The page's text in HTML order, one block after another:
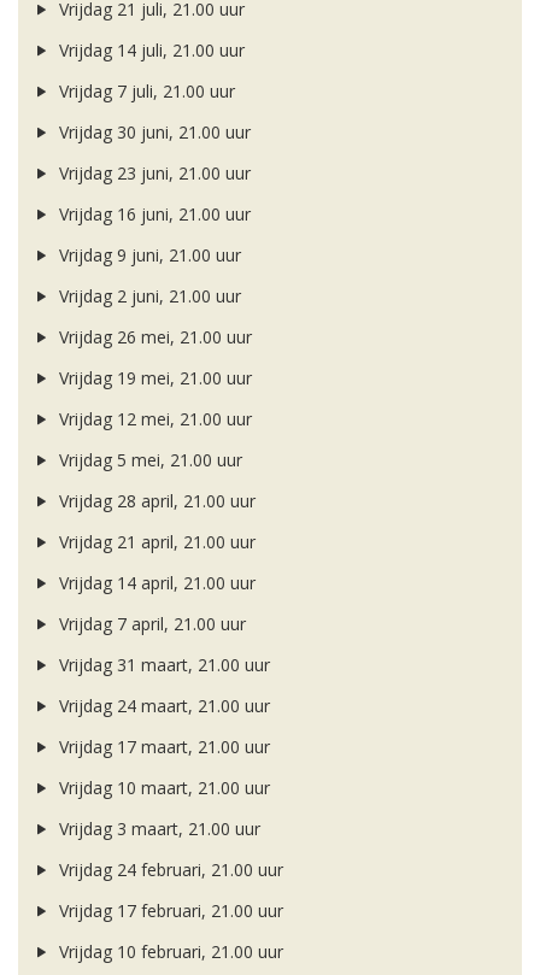
Vrijdag 21 juli, 21.00 uur
Vrijdag 14 juli, 21.00 uur
Vrijdag 7 juli, 21.00 uur
Vrijdag 30 juni, 21.00 uur
Vrijdag 23 juni, 21.00 uur
Vrijdag 16 juni, 21.00 uur
Vrijdag 9 juni, 21.00 uur
Vrijdag 2 juni, 21.00 uur
Vrijdag 26 mei, 21.00 uur
Vrijdag 19 mei, 21.00 uur
Vrijdag 12 mei, 21.00 uur
Vrijdag 5 mei, 21.00 uur
Vrijdag 28 april, 21.00 uur
Vrijdag 21 april, 21.00 uur
Vrijdag 14 april, 21.00 uur
Vrijdag 7 april, 21.00 uur
Vrijdag 31 maart, 21.00 uur
Vrijdag 24 maart, 21.00 uur
Vrijdag 17 maart, 21.00 uur
Vrijdag 10 maart, 21.00 uur
Vrijdag 3 maart, 21.00 uur
Vrijdag 24 februari, 21.00 uur
Vrijdag 17 februari, 21.00 uur
Vrijdag 10 februari, 21.00 uur